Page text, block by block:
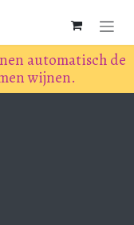
automatisch de
wijnen.